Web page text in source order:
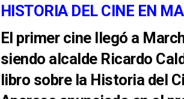
HISTORIA DEL CINE EN
El primer cine llegó a
siendo alcalde Ricardo
libro sobre la Historia del